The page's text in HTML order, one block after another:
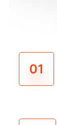
01